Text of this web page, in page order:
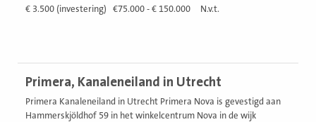
€ 3.500 (investering)
€75.000 - € 150.000
N.v.t.
Primera, Kanaleneiland in Utrecht
Primera Kanaleneiland in Utrecht Primera Nova is gevestigd aan
Hammerskjöldhof 59 in het winkelcentrum Nova in de wijk
vestiging